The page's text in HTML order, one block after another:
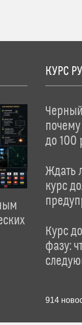
КУРС
Черный
до 100
Ждать
курс
Курс
фазу:
914